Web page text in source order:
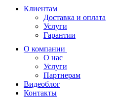
Клиентам
Доставка и оплата
Услуги
Гарантии
О компании
О нас
Услуги
Партнерам
Видеоблог
Контакты